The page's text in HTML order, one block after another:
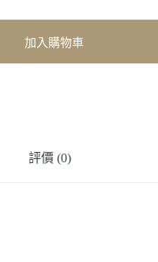
加入購物車
評價 (0)